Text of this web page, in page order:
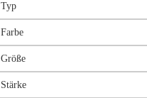
Typ
Farbe
Größe
Stärke